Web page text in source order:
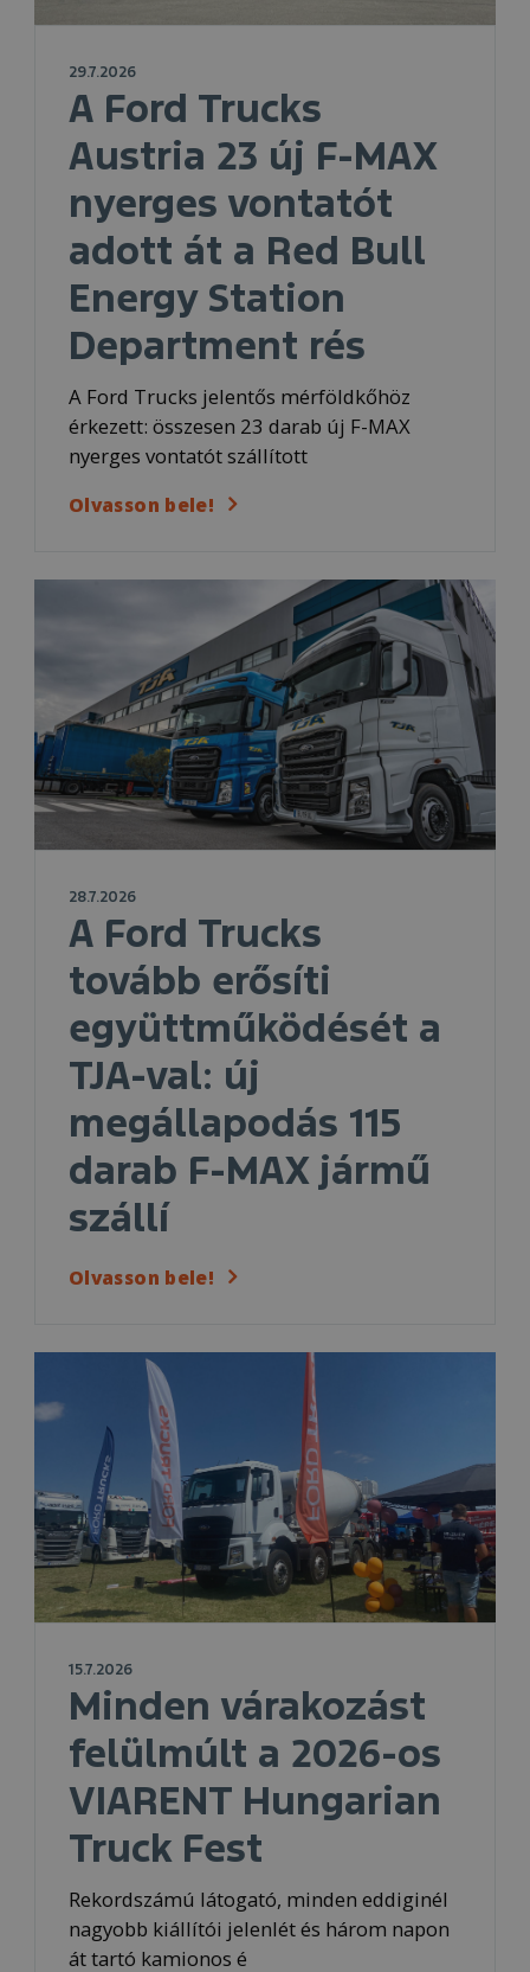
29.7.2026
A Ford Trucks
Austria 23 új F-MAX
nyerges vontatót
adott át a Red Bull
Energy Station
Department rés
A Ford Trucks jelentős mérföldkőhöz
érkezett: összesen 23 darab új F-MAX
nyerges vontatót szállított
Olvasson bele!
28.7.2026
A Ford Trucks
tovább erősíti
együttműködését a
TJA-val: új
megállapodás 115
darab F-MAX jármű
szállí
Olvasson bele!
15.7.2026
Minden várakozást
felülmúlt a 2026-os
VIARENT Hungarian
Truck Fest
Rekordszámú látogató, minden eddiginél
nagyobb kiállítói jelenlét és három napon
át tartó kamionos é